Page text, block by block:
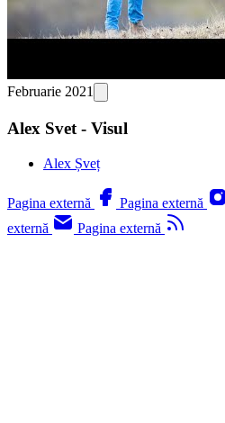
Februarie 2021
Alex Svet - Visul
Alex Șveț
Pagina externă Pagina externă
externă
Pagina externă